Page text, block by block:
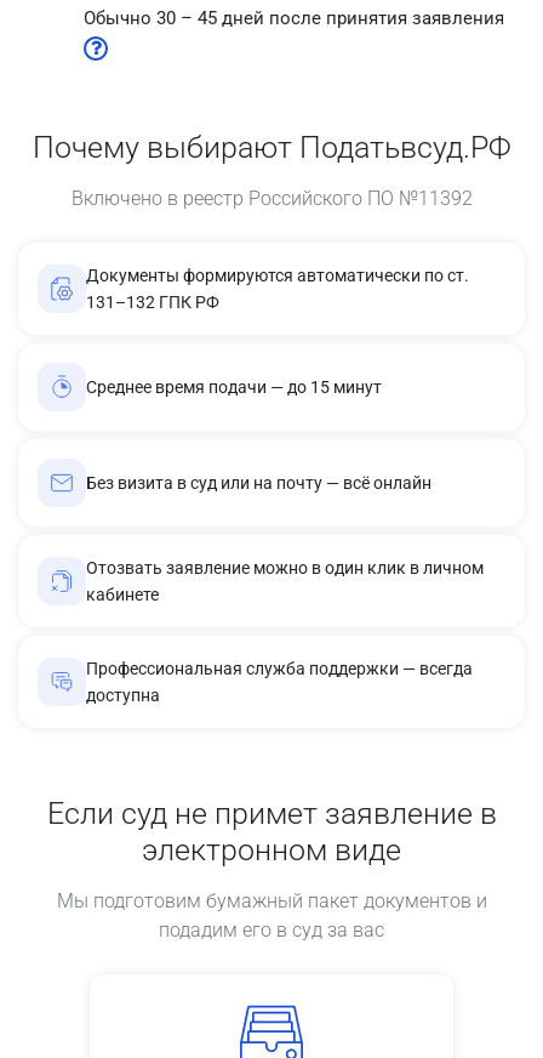
Обычно 30 – 45 дней после принятия заявления
Почему выбирают Податьвсуд.РФ
Включено в реестр Российского ПО №11392
Документы формируются автоматически по ст.
131–132 ГПК РФ
Среднее время подачи — до 15 минут
Без визита в суд или на почту — всё онлайн
Отозвать заявление можно в один клик в личном
кабинете
Профессиональная служба поддержки — всегда
доступна
Если суд не примет заявление в
электронном виде
Мы подготовим бумажный пакет документов и
подадим его в суд за вас